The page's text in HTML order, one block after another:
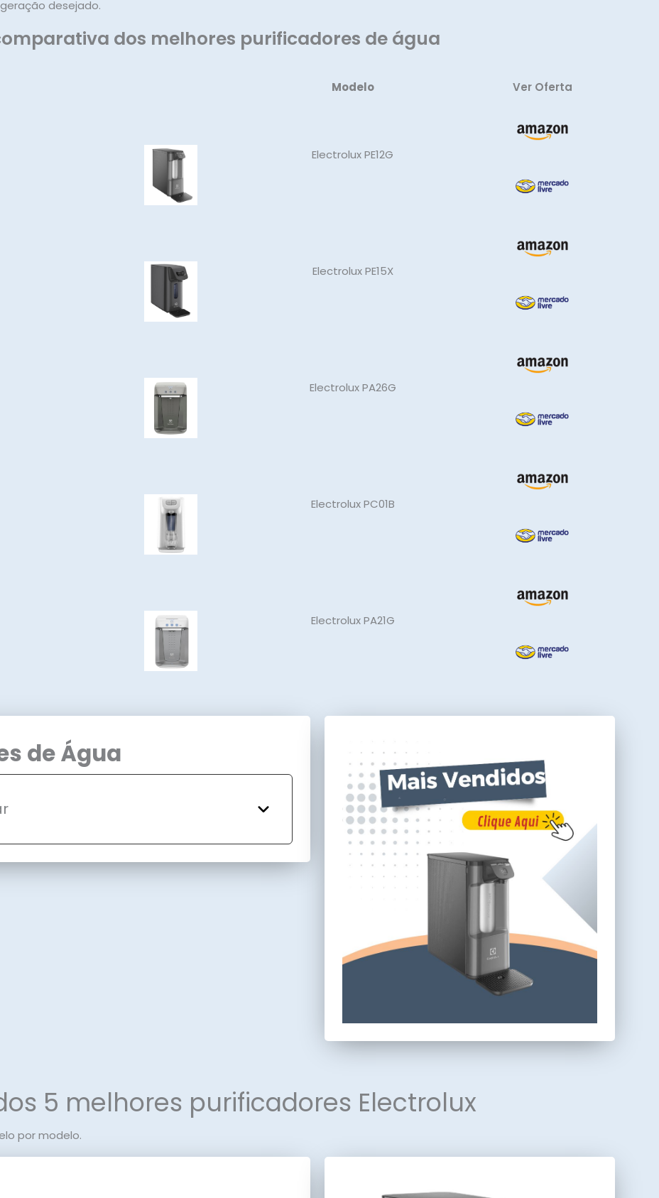
desejado.
dos melhores purificadores de água
Modelo Ver Oferta
Electrolux PE12G
Electrolux PE15X
Electrolux PA26G
Electrolux PC01B
Electrolux PA21G
de Água
5 melhores purificadores Electrolux
por modelo.